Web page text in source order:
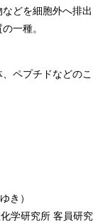
どを細胞外へ排出
一種。
ペプチドなどのこ
き）
学研究所 客員研究